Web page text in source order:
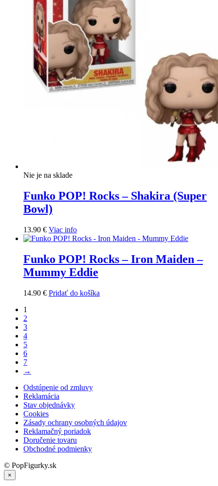
Nie je na sklade
Funko POP! Rocks – Shakira (Super
Bowl)
13.90 € Viac info
Funko POP! Rocks – Iron Maiden –
Mummy Eddie
14.90 € Pridať do košíka
1
2
3
4
5
6
7
→
Odstúpenie od zmluvy
Reklamácia
Stav objednávky
Cookies
Zásady ochrany osobných údajov
Reklamačný poriadok
Doručenie tovaru
Obchodné podmienky
© PopFigurky.sk
×